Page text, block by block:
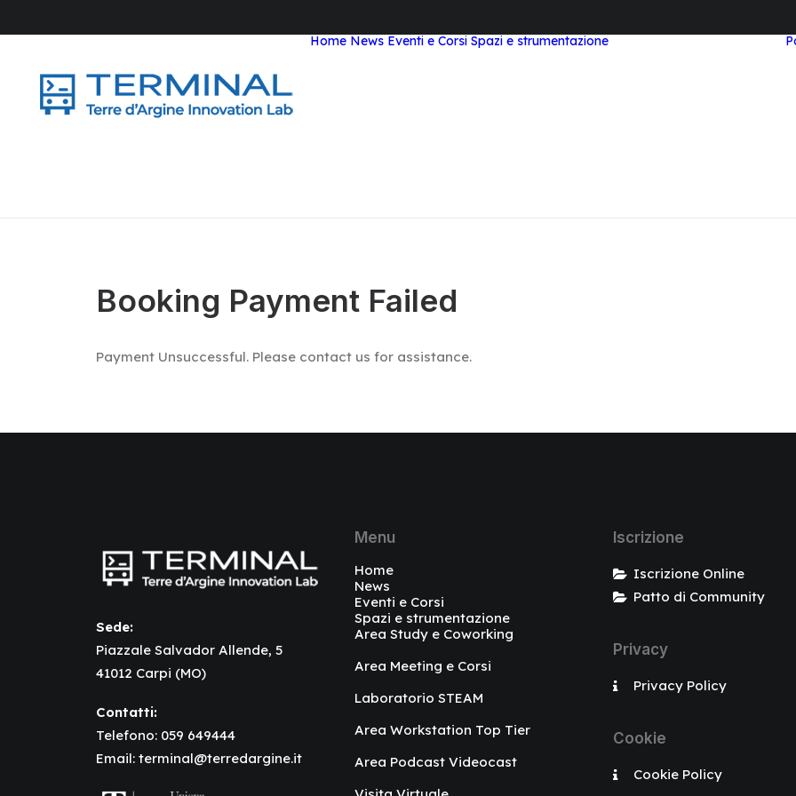
Home News Eventi e Corsi Spazi e strumentazione
Booking Payment Failed
Payment Unsuccessful. Please contact us for assistance.
Sede:
Piazzale Salvador Allende, 5
41012 Carpi (MO)
Contatti:
Telefono: 059 649444
Email: terminal@terredargine.it
Menu
Home
News
Eventi e Corsi
Spazi e strumentazione
Area Study e Coworking
Area Meeting e Corsi
Laboratorio STEAM
Area Workstation Top Tier
Area Podcast Videocast
Iscrizione
Iscrizione Online
Patto di Community
Privacy
Privacy Policy
Cookie
Cookie Policy